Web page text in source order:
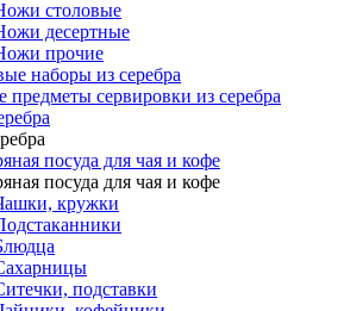
столовые
десертные
прочие
наборы из серебра
предметы сервировки из серебра
посуда для чая и кофе
посуда для чая и кофе
кружки
подставки